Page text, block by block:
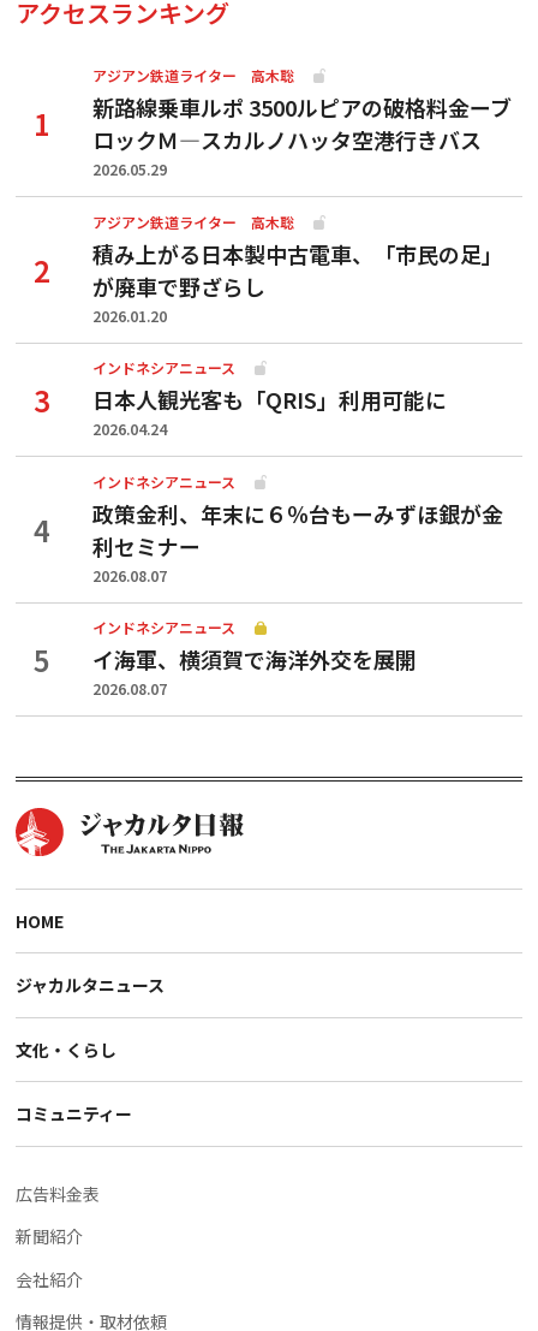
アクセスランキング
アジアン鉄道ライター 高木聡
新路線乗車ルポ 3500ルピアの破格料金ーブ
ロックＭ―スカルノハッタ空港行きバス
2026.05.29
アジアン鉄道ライター 高木聡
積み上がる日本製中古電車、「市民の足」
が廃車で野ざらし
2026.01.20
インドネシアニュース
日本人観光客も「QRIS」利用可能に
2026.04.24
インドネシアニュース
政策金利、年末に６％台もーみずほ銀が金
利セミナー
2026.08.07
インドネシアニュース
イ海軍、横須賀で海洋外交を展開
2026.08.07
HOME
ジャカルタニュース
文化・くらし
コミュニティー
広告料金表
新聞紹介
会社紹介
情報提供・取材依頼